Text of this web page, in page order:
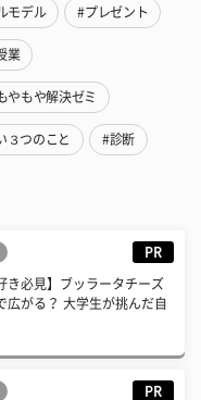
モデル #プレゼント
業
やもや解決ゼミ
３つのこと #診断
PR
き必見】ブッラータチーズ
広がる？ 大学生が挑んだ自
PR